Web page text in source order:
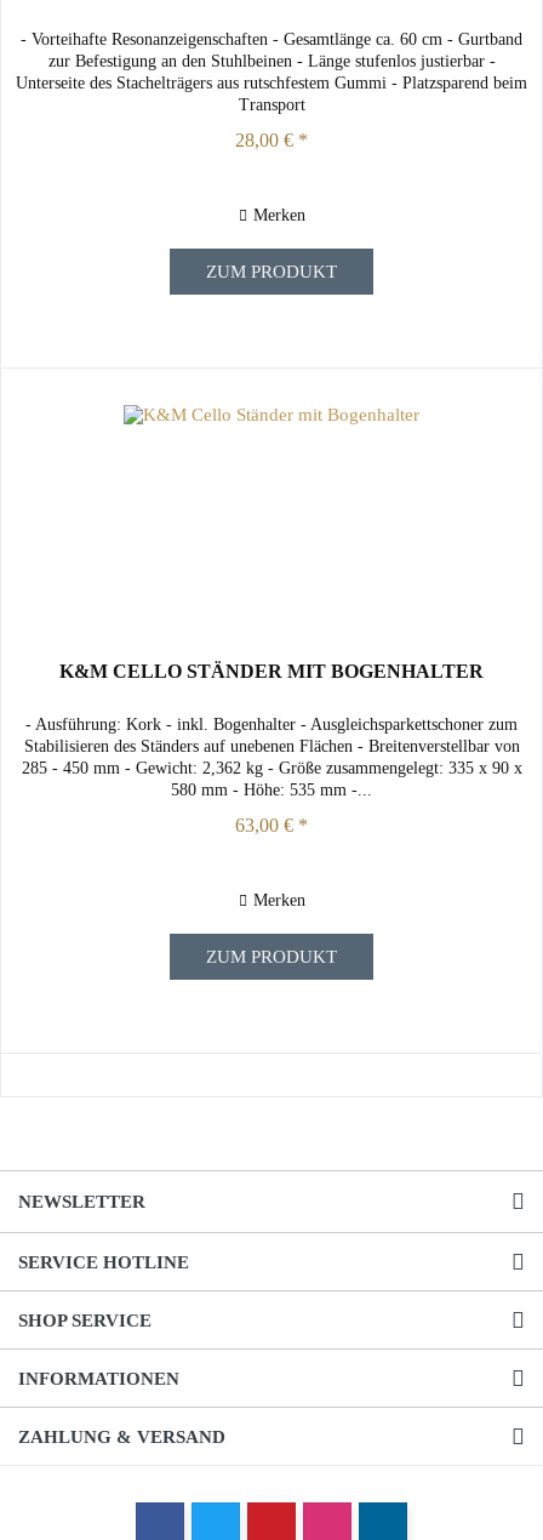
- Vorteihafte Resonanzeigenschaften - Gesamtlänge ca. 60 cm - Gurtband
zur Befestigung an den Stuhlbeinen - Länge stufenlos justierbar -
Unterseite des Stachelträgers aus rutschfestem Gummi - Platzsparend beim
Transport
28,00 € *
Merken
ZUM PRODUKT
K&M CELLO STÄNDER MIT BOGENHALTER
- Ausführung: Kork - inkl. Bogenhalter - Ausgleichsparkettschoner zum
Stabilisieren des Ständers auf unebenen Flächen - Breitenverstellbar von
285 - 450 mm - Gewicht: 2,362 kg - Größe zusammengelegt: 335 x 90 x
580 mm - Höhe: 535 mm -...
63,00 € *
Merken
ZUM PRODUKT
NEWSLETTER
SERVICE HOTLINE
SHOP SERVICE
INFORMATIONEN
ZAHLUNG & VERSAND